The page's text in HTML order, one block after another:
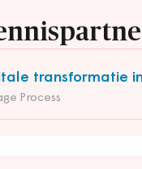
transformatie
Process